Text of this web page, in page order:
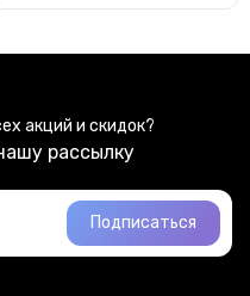
акций и скидок?
рассылку
Подписаться